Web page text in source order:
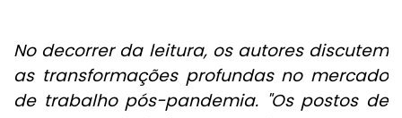
No decorrer da leitura, os autores discutem
as transformações profundas no mercado
de trabalho pós-pandemia. "Os postos de